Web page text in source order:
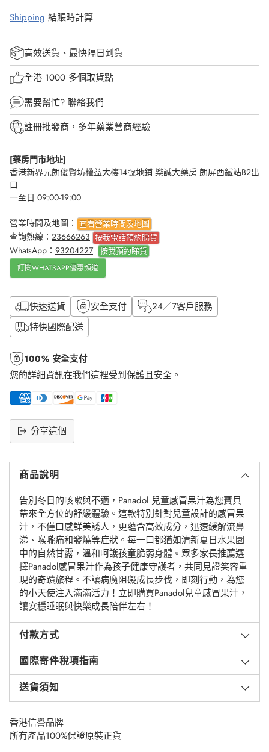
Shipping 結賬時計算
高效送貨、最快隔日到貨
全港 1000 多個取貨點
需要幫忙? 聯絡我們
註冊批發商，多年藥業營商經驗
[藥房門市地址]
香港新界元朗俊賢坊權益大樓14號地鋪 樂誠大藥房 朗屏西鐵站B2出
口
一至日 09:00-19:00
營業時間及地圖： 查看營業時間及地圖
查詢熱線： 23666263 按我電話預約睇貨
WhatsApp： 93204227 按我預約睇貨
訂閱WHATSAPP優惠頻道
快速送貨 安全支付
24／7客戶服務
特快國際配送
100% 安全支付
您的詳細資訊在我們這裡受到保護且安全。
分享這個
產
商品說明
告別冬日的咳嗽與不適，Panadol 兒童感冒果汁為您寶貝
帶來全方位的舒緩體驗。這款特別針對兒童設計的感冒果
汁，不僅口感鮮美誘人，更蘊含高效成分，迅速緩解流鼻
涕、喉嚨痛和發燒等症狀。每一口都猶如清新夏日水果園
中的自然甘露，溫和呵護孩童脆弱身體。眾多家長推薦選
擇Panadol感冒果汁作為孩子健康守護者，共同見證笑容重
現的奇蹟旅程。不讓病魔阻礙成長步伐，即刻行動，為您
的小天使注入滿滿活力！立即購買Panadol兒童感冒果汁，
讓安穩睡眠與快樂成長陪伴左右！
付款方式
國際寄件稅項指南
送貨須知
香港信譽品牌
所有產品100%保證原裝正貨